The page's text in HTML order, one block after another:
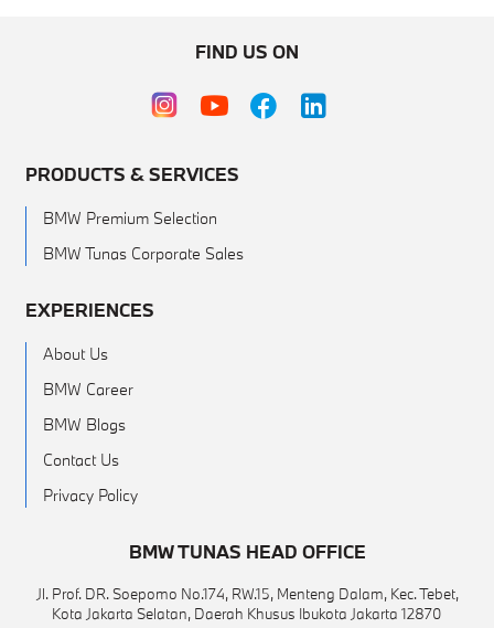
FIND US ON
PRODUCTS & SERVICES
BMW Premium Selection
BMW Tunas Corporate Sales
EXPERIENCES
About Us
BMW Career
BMW Blogs
Contact Us
Privacy Policy
BMW TUNAS HEAD OFFICE
Jl. Prof. DR. Soepomo No.174, RW.15, Menteng Dalam, Kec. Tebet,
Kota Jakarta Selatan, Daerah Khusus Ibukota Jakarta 12870